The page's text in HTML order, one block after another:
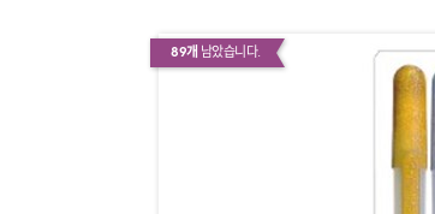
89개 남았습니다.